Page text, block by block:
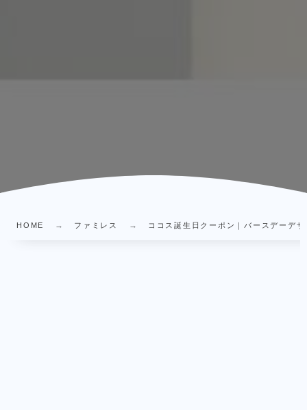
HOME ファミレス ココス誕生日クーポン｜バースデーデ